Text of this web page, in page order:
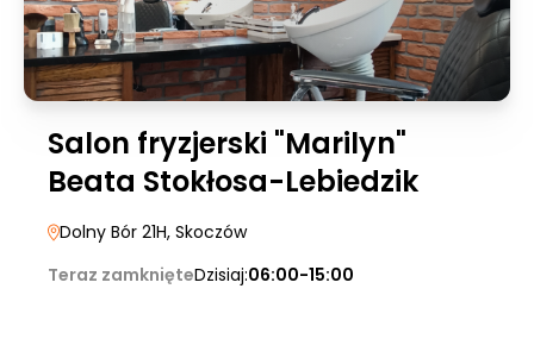
Salon fryzjerski "Marilyn"
Beata Stokłosa-Lebiedzik
Dolny Bór 21H, Skoczów
Teraz zamknięteDzisiaj:06:00-15:00